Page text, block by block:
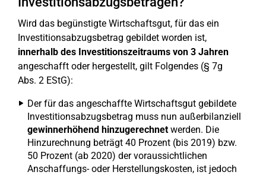
Wird das begünstigte Wirtschaftsgut, für das ein
Investitionsabzugsbetrag gebildet worden ist,
innerhalb des Investitionszeitraums von 3 Jahren
angeschafft oder hergestellt, gilt Folgendes (§ 7g
Abs. 2 EStG):
Der für das angeschaffte Wirtschaftsgut gebildete
Investitionsabzugsbetrag muss nun außerbilanziell
gewinnerhöhend hinzugerechnetwerden. Die
Hinzurechnung beträgt 40 Prozent (bis 2019) bzw.
50 Prozent (ab 2020) der voraussichtlichen
Anschaffungs- oder Herstellungskosten, ist jedoch